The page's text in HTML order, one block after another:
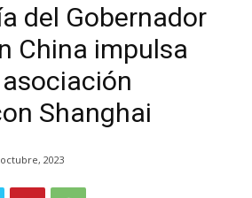
del Gobernador
China impulsa
Shanghai
2023